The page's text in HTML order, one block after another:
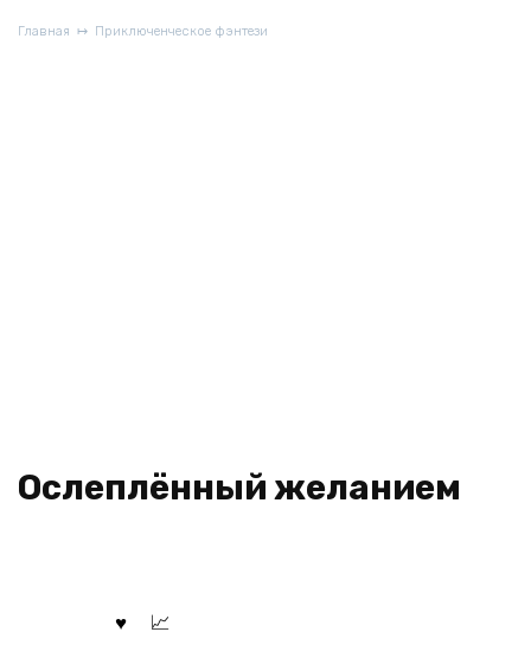
Главная Приключенческое фэнтези
Ослеплённый желанием